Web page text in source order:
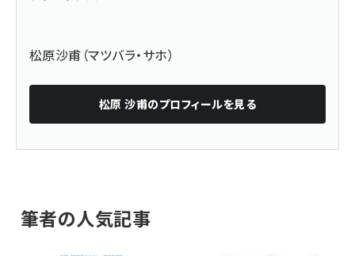
松原沙甫（マツバラ・サホ）
松原 沙甫のプロフィールを見る
筆者の人気記事